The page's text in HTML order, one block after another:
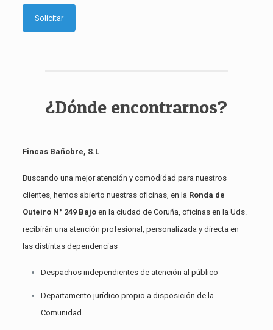
¿Dónde encontrarnos?
Fincas Bañobre, S.L
Buscando una mejor atención y comodidad para nuestros
clientes, hemos abierto nuestras oficinas, en la Ronda de
Outeiro N° 249 Bajoen la ciudad de Coruña, oficinas en la Uds.
recibirán una atención profesional, personalizada y directa en
las distintas dependencias
Despachos independientes de atención al público
Departamento jurídico propio a disposición de la
Comunidad.